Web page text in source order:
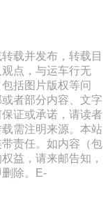
载并发布，转载目
点，与运车行无
括图片版权等问
者部分内容、文字
证或承诺，请读者
需注明来源。本站
责任。如内容（包
益，请来邮告知，
除。E-